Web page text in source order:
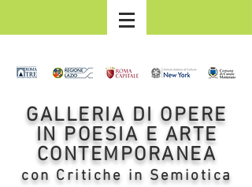
GALLERIA DI OPERE
IN POESIA E ARTE
CONTEMPORANEA
con Critiche in Semiotica